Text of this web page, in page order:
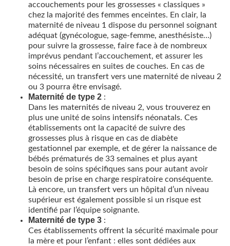
accouchements pour les grossesses « classiques »
chez la majorité des femmes enceintes. En clair, la
maternité de niveau 1 dispose du personnel soignant
adéquat (gynécologue, sage-femme, anesthésiste…)
pour suivre la grossesse, faire face à de nombreux
imprévus pendant l’accouchement, et assurer les
soins nécessaires en suites de couches. En cas de
nécessité, un transfert vers une maternité de niveau 2
ou 3 pourra être envisagé.
Maternité de type 2 :
Dans les maternités de niveau 2, vous trouverez en
plus une unité de soins intensifs néonatals. Ces
établissements ont la capacité de suivre des
grossesses plus à risque en cas de diabète
gestationnel par exemple, et de gérer la naissance de
bébés prématurés de 33 semaines et plus ayant
besoin de soins spécifiques sans pour autant avoir
besoin de prise en charge respiratoire conséquente.
Là encore, un transfert vers un hôpital d’un niveau
supérieur est également possible si un risque est
identifié par l’équipe soignante.
Maternité de type 3 :
Ces établissements offrent la sécurité maximale pour
la mère et pour l’enfant : elles sont dédiées aux